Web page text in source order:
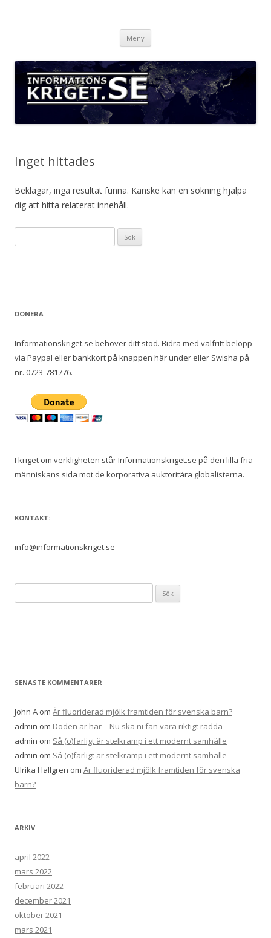
Meny
Inget hittades
Beklagar, inga resultat funna. Kanske kan en sökning hjälpa
dig att hitta relaterat innehåll.
efter:
DONERA
Informationskriget.se behöver ditt stöd. Bidra med valfritt belopp
via Paypal eller bankkort på knappen här under eller Swisha på
nr. 0723-781776.
I kriget om verkligheten står Informationskriget.se på den lilla fria
människans sida mot de korporativa auktoritära globalisterna.
KONTAKT:
info@informationskriget.se
efter:
SENASTE KOMMENTARER
John A om Är fluoriderad mjölk framtiden för svenska barn?
admin om Döden är här – Nu ska ni fan vara riktigt rädda
admin om Så (o)farligt är stelkramp i ett modernt samhälle
admin om Så (o)farligt är stelkramp i ett modernt samhälle
Ulrika Hallgren om Är fluoriderad mjölk framtiden för svenska
barn?
ARKIV
april 2022
mars 2022
februari 2022
december 2021
oktober 2021
mars 2021